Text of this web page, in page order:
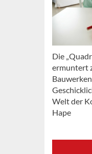
Die
ermuntert
Welt der
Hape